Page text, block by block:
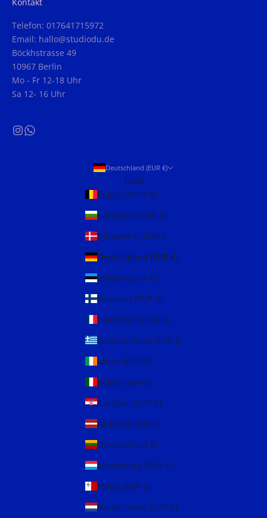
Telefon: 017641715972
Email: hallo@studiodu.de
Böckhstrasse 49
10967 Berlin
Mo - Fr 12-18 Uhr
Sa 12- 16 Uhr
Deutschland (EUR €)
Land
Belgien (EUR €)
Bulgarien (EUR €)
Dänemark (EUR €)
Deutschland (EUR €)
Estland (EUR €)
Finnland (EUR €)
Frankreich (EUR €)
Griechenland (EUR €)
Irland (EUR €)
Italien (EUR €)
Kroatien (EUR €)
Lettland (EUR €)
Litauen (EUR €)
Luxemburg (EUR €)
Malta (EUR €)
Niederlande (EUR €)